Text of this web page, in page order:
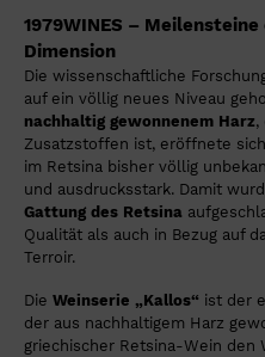
1979WINES –
Dimension
Die wissenschaftliche
auf ein völlig neues Niveau
nachhaltig gewonnenem Harz,
Zusatzstoffen ist, eröffnete
im Retsina bisher völlig
und ausdrucksstark. Damit
Gattung des Retsina
Qualität als auch in Bezug auf
Terroir.
Die Weinserie „Kallos“ ist der
der aus nachhaltigem Harz
griechischer Retsina-Wein den